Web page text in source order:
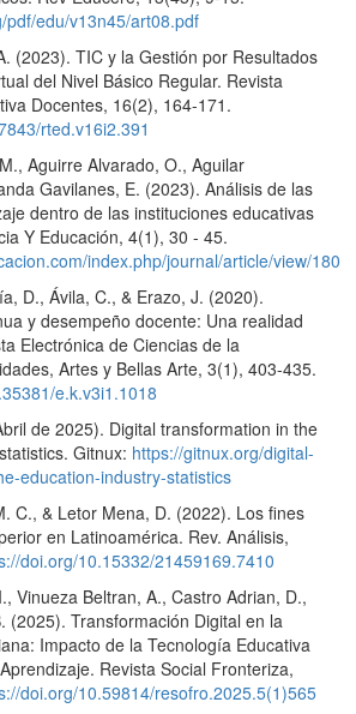
pdf/edu/v13n45/art08.pdf
(2023). TIC y la Gestión por Resultados
del Nivel Básico Regular. Revista
Docentes, 16(2), 164-171.
rted.v16i2.391
Aguirre Alvarado, O., Aguilar
Gavilanes, E. (2023). Análisis de las
dentro de las instituciones educativas
Y Educación, 4(1), 30 - 45.
index.php/journal/article/view/180
D., Ávila, C., & Erazo, J. (2020).
y desempeño docente: Una realidad
Electrónica de Ciencias de la
Artes y Bellas Arte, 3(1), 403-435.
e.k.v3i1.1018
de 2025). Digital transformation in the
Gitnux: https://gitnux.org/digital-
education-industry-statistics
C., & Letor Mena, D. (2022). Los fines
en Latinoamérica. Rev. Análisis,
doi.org/10.15332/21459169.7410
Vinueza Beltran, A., Castro Adrian, D.,
(2025). Transformación Digital en la
Impacto de la Tecnología Educativa
Revista Social Fronteriza,
doi.org/10.59814/resofro.2025.5(1)565